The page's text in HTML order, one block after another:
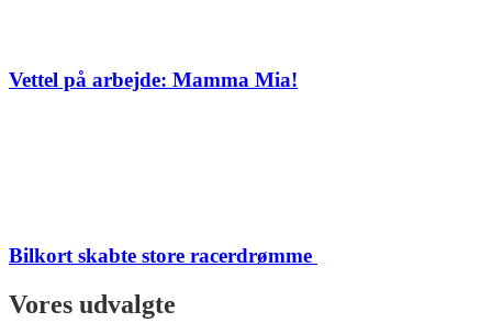
Vettel på arbejde: Mamma Mia!
Bilkort skabte store racerdrømme
Vores udvalgte